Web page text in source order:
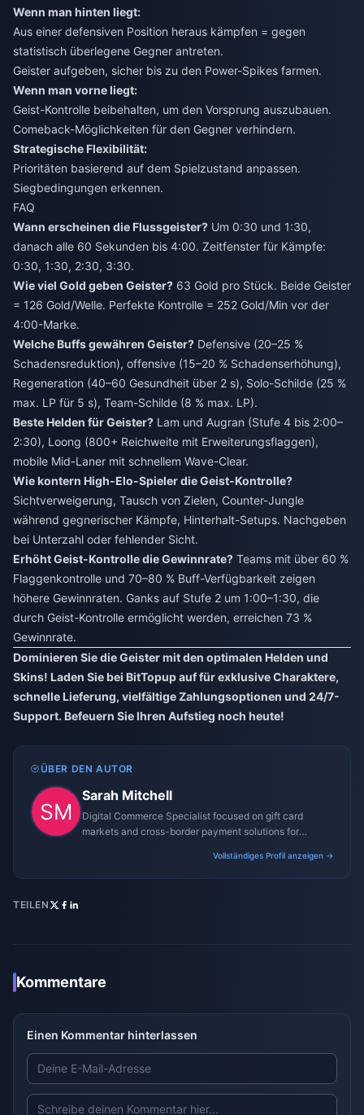
Wenn man hinten liegt:
Aus einer defensiven Position heraus kämpfen = gegen
statistisch überlegene Gegner antreten.
Geister aufgeben, sicher bis zu den Power-Spikes farmen.
Wenn man vorne liegt:
Geist-Kontrolle beibehalten, um den Vorsprung auszubauen.
Comeback-Möglichkeiten für den Gegner verhindern.
Strategische Flexibilität:
Prioritäten basierend auf dem Spielzustand anpassen.
Siegbedingungen erkennen.
FAQ
Wann erscheinen die Flussgeister? Um 0:30 und 1:30,
danach alle 60 Sekunden bis 4:00. Zeitfenster für Kämpfe:
0:30, 1:30, 2:30, 3:30.
Wie viel Gold geben Geister? 63 Gold pro Stück. Beide Geister
= 126 Gold/Welle. Perfekte Kontrolle = 252 Gold/Min vor der
4:00-Marke.
Welche Buffs gewähren Geister? Defensive (20–25 %
Schadensreduktion), offensive (15–20 % Schadenserhöhung),
Regeneration (40–60 Gesundheit über 2 s), Solo-Schilde (25 %
max. LP für 5 s), Team-Schilde (8 % max. LP).
Beste Helden für Geister? Lam und Augran (Stufe 4 bis 2:00–
2:30), Loong (800+ Reichweite mit Erweiterungsflaggen),
mobile Mid-Laner mit schnellem Wave-Clear.
Wie kontern High-Elo-Spieler die Geist-Kontrolle?
Sichtverweigerung, Tausch von Zielen, Counter-Jungle
während gegnerischer Kämpfe, Hinterhalt-Setups. Nachgeben
bei Unterzahl oder fehlender Sicht.
Erhöht Geist-Kontrolle die Gewinnrate? Teams mit über 60 %
Flaggenkontrolle und 70–80 % Buff-Verfügbarkeit zeigen
höhere Gewinnraten. Ganks auf Stufe 2 um 1:00–1:30, die
durch Geist-Kontrolle ermöglicht werden, erreichen 73 %
Gewinnrate.
Dominieren Sie die Geister mit den optimalen Helden und
Skins! Laden Sie bei BitTopup auf für exklusive Charaktere,
schnelle Lieferung, vielfältige Zahlungsoptionen und 24/7-
Support. Befeuern Sie Ihren Aufstieg noch heute!
ÜBER DEN AUTOR
Sarah Mitchell
Digital Commerce Specialist focused on gift card
markets and cross-border payment solutions for
Vollständiges Profil anzeigen →
TEILEN
Kommentare
Einen Kommentar hinterlassen